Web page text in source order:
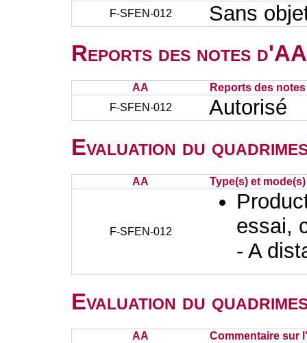
F-SFEN-012
Sans
Reports des notes
AA
Reports des
F-SFEN-012
Autorisé
Evaluation du
AA Type(s) et
F-SFEN-012
essai,
- A
Evaluation du
AA Commentaire sur